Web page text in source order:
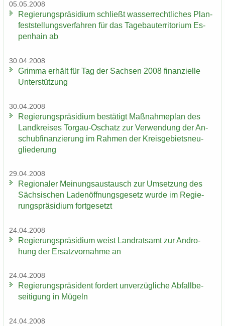
05.05.2008
Re­gie­rungs­prä­si­di­um schließt was­ser­recht­li­ches Plan­
fest­stel­lungs­ver­fah­ren für das Ta­ge­bau­ter­ri­to­ri­um Es­
pen­hain ab
30.04.2008
Grim­ma er­hält für Tag der Sach­sen 2008 fi­nan­zi­el­le
Un­ter­stüt­zung
30.04.2008
Re­gie­rungs­prä­si­di­um be­stä­tigt Maß­nah­me­plan des
Land­krei­ses Torgau-​Oschatz zur Ver­wen­dung der An­
schub­fi­nan­zie­rung im Rah­men der Kreis­ge­biets­neu­
glie­de­rung
29.04.2008
Re­gio­na­ler Mei­nungs­aus­tausch zur Um­set­zung des
Säch­si­schen La­den­öff­nungs­ge­setz wurde im Re­gie­
rungs­prä­si­di­um fort­ge­setzt
24.04.2008
Re­gie­rungs­prä­si­di­um weist Land­rats­amt zur An­dro­
hung der Er­satz­vor­nah­me an
24.04.2008
Re­gie­rungs­prä­si­dent for­dert un­ver­züg­li­che Ab­fall­be­
sei­ti­gung in Mü­geln
24.04.2008